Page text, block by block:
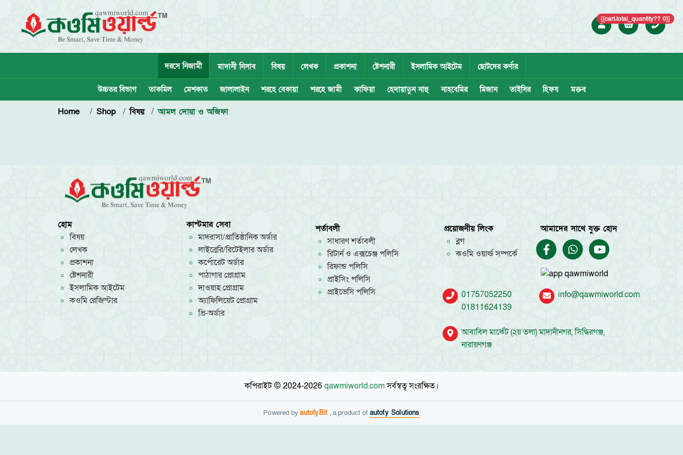
{{cart.total_quantity?? 0}}
দরসে নিজামী মাদানী নিসাব বিষয় লেখক প্রকাশনা ষ্টেশনারী ইসলামিক আইটেম ছোটদের কর্ণার
উচ্চতর বিভাগ তাকমিল মেশকাত জালালাইন শরহে বেকায়া শরহে জামী কাফিয়া হেদায়াতুন নাহু নাহবেমির মিজান তাইসির হিফয মক্তব
Home Shop বিষয় আমল দোয়া ও অজিফা
হোম
বিষয়
লেখক
প্রকাশনা
ষ্টেশনারী
ইসলামিক আইটেম
কওমি রেজিস্টার
কাস্টমার সেবা
মাদরাসা/প্রাতিষ্ঠানিক অর্ডার
লাইব্রেরি/রিটেইলার অর্ডার
কর্পোরেট অর্ডার
পাঠাগার প্রোগ্রাম
দাওয়াহ প্রোগ্রাম
অ্যাফিলিয়েট প্রোগ্রাম
প্রি-অর্ডার
শর্তাবলী
সাধারণ শর্তাবলী
রিটার্ন ও এক্সচেঞ্জ পলিসি
রিফান্ড পলিসি
প্রাইসিং পলিসি
প্রাইভেসি পলিসি
প্রয়োজনীয় লিংক
ব্লগ
কওমি ওয়ার্ল্ড সম্পর্কে
আমাদের সাথে যুক্ত হোন
01757052250
01811624139
info@qawmiworld.com
আবাবিল মার্কেট (২য় তলা) মাদানীনগর, সিদ্ধিরগঞ্জ,
নারায়ণগঞ্জ
কপিরাইট © 2024-2026qawmiworld.comসর্বস্বত্ব সংরক্ষিত।
Powered by autofyBit, a product of autofy Solutions